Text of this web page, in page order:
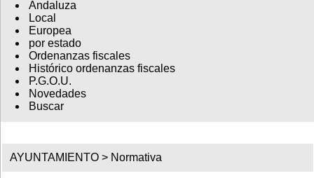
Andaluza
Local
Europea
por estado
Ordenanzas fiscales
Histórico ordenanzas fiscales
P.G.O.U.
Novedades
Buscar
AYUNTAMIENTO > Normativa